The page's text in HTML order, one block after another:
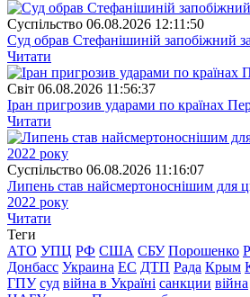
Суспiльство 06.08.2026 12:11:50
Суд обрав Стефанішиній запобіжний
Читати
Свiт 06.08.2026 11:56:37
Іран пригрозив ударами по країнах
Читати
Суспiльство 06.08.2026 11:16:07
Липень став найсмертоноснішим для
2022 року
Читати
Теги
АТО УПЦ РФ США СБУ Порошенко
Донбасс Украина ЕС ДТП Рада Крым
ГПУ суд війна в Україні санкции війна